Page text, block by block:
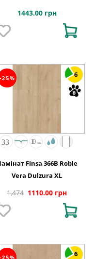
1443.00 грн
6
Finsa 366B Roble
Vera Dulzura XL
1,474 1110.00 грн
6